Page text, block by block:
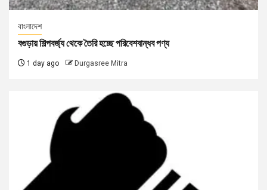
বাংলাদেশ
বগুড়ায় শিল্পবর্জ্য থেকে তৈরি হচ্ছে পরিবেশবান্ধব পণ্য
1 day ago Durgasree Mitra